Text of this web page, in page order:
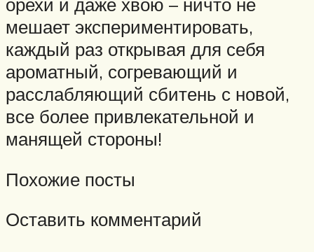
мешает экспериментировать,
каждый раз открывая для себя
ароматный, согревающий и
расслабляющий сбитень с новой,
все более привлекательной и
манящей стороны!
Похожие посты
Оставить комментарий